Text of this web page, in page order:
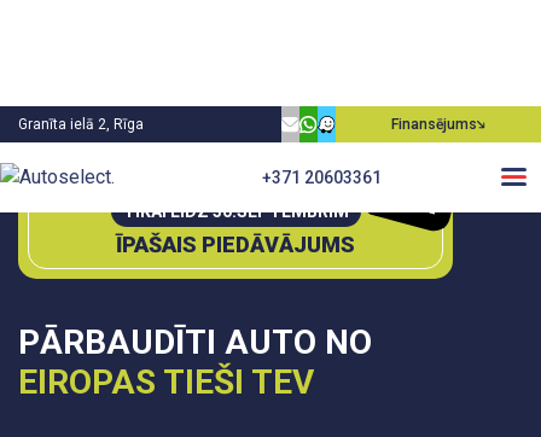
Granīta ielā 2, Rīga Finansējums
+371 20603361
TIKAI LĪDZ 30.SEPTEMBRIM
ĪPAŠAIS PIEDĀVĀJUMS
0€
PĀRBAUDĪTI AUTO NO
EIROPAS TIEŠI TEV